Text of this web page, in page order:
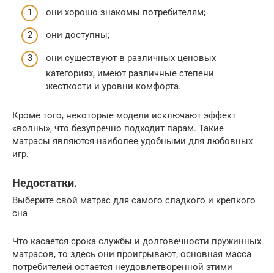
они хорошо знакомы потребителям;
они доступны;
они существуют в различных ценовых
категориях, имеют различные степени
жесткости и уровни комфорта.
Кроме того, некоторые модели исключают эффект
«волны», что безупречно подходит парам. Такие
матрасы являются наиболее удобными для любовных
игр.
Недостатки.
Выберите свой матрас для самого сладкого и крепкого
сна
Что касается срока службы и долговечности пружинных
матрасов, то здесь они проигрывают, основная масса
потребителей остается неудовлетворенной этими